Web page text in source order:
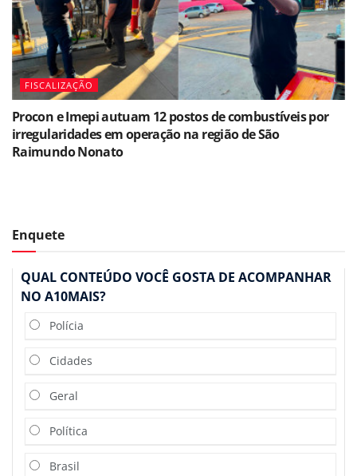
FISCALIZAÇÃO
Procon e Imepi autuam 12 postos de combustíveis por
irregularidades em operação na região de São
Raimundo Nonato
Enquete
QUAL CONTEÚDO VOCÊ GOSTA DE ACOMPANHAR
NO A10MAIS?
Polícia
Cidades
Geral
Política
Brasil